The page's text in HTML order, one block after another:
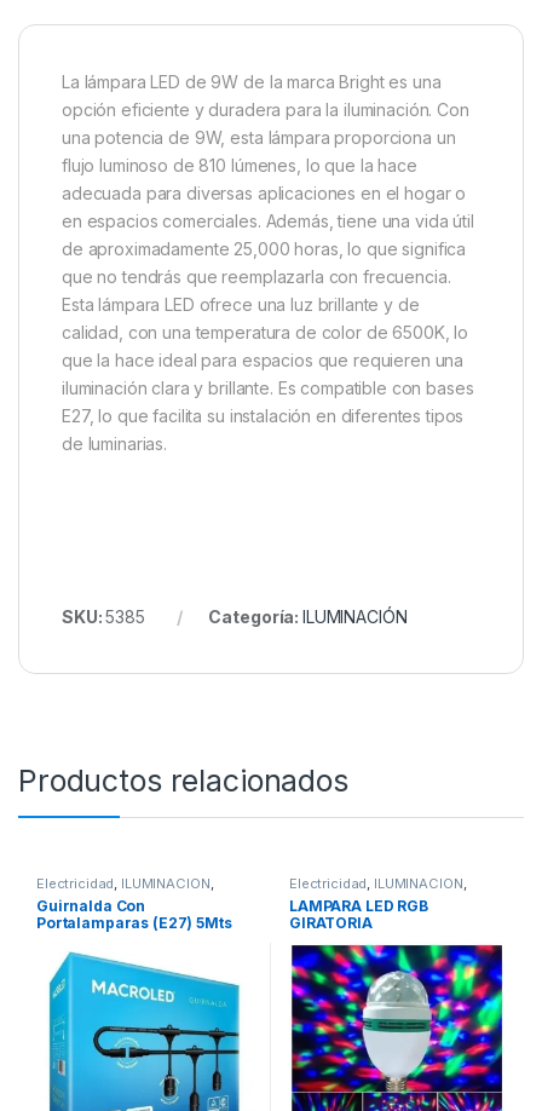
La lámpara LED de 9W de la marca Bright es una
opción eficiente y duradera para la iluminación. Con
una potencia de 9W, esta lámpara proporciona un
flujo luminoso de 810 lúmenes, lo que la hace
adecuada para diversas aplicaciones en el hogar o
en espacios comerciales. Además, tiene una vida útil
de aproximadamente 25,000 horas, lo que significa
que no tendrás que reemplazarla con frecuencia.
Esta lámpara LED ofrece una luz brillante y de
calidad, con una temperatura de color de 6500K, lo
que la hace ideal para espacios que requieren una
iluminación clara y brillante. Es compatible con bases
E27, lo que facilita su instalación en diferentes tipos
de luminarias.
SKU:5385 Categoría: ILUMINACIÓN
Productos relacionados
Electricidad, ILUMINACIÓN,
ILUMINACION
Guirnalda Con
Portalamparas (E27) 5Mts
Electricidad, ILUMINACIÓN,
ILUMINACION
LAMPARA LED RGB
GIRATORIA